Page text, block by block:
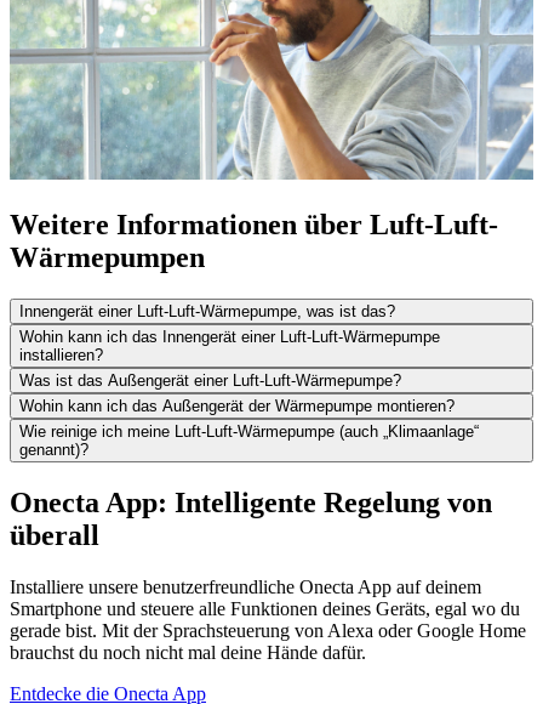
Weitere Informationen über Luft-Luft-
Wärmepumpen
Innengerät einer Luft-Luft-Wärmepumpe, was ist das?
Wohin kann ich das Innengerät einer Luft-Luft-Wärmepumpe
installieren?
Was ist das Außengerät einer Luft-Luft-Wärmepumpe?
Wohin kann ich das Außengerät der Wärmepumpe montieren?
Wie reinige ich meine Luft-Luft-Wärmepumpe (auch „Klimaanlage“
genannt)?
Onecta App: Intelligente Regelung von
überall
Installiere unsere benutzerfreundliche Onecta App auf deinem
Smartphone und steuere alle Funktionen deines Geräts, egal wo du
gerade bist. Mit der Sprachsteuerung von Alexa oder Google Home
brauchst du noch nicht mal deine Hände dafür.
Entdecke die Onecta App